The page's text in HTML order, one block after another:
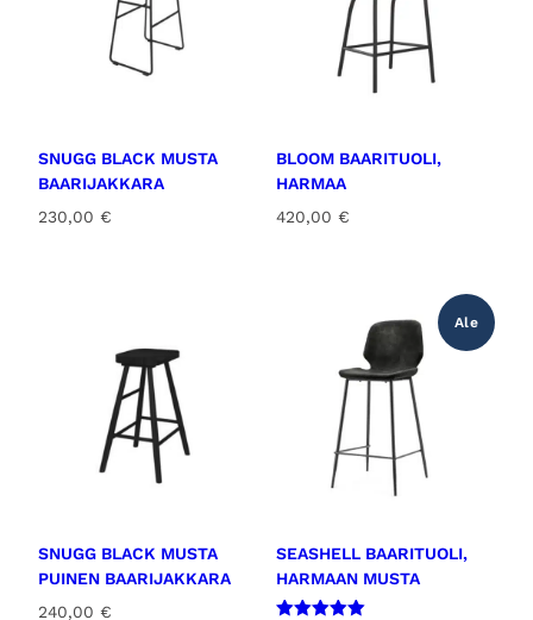
SNUGG BLACK MUSTA
BAARIJAKKARA
230,00 €
BLOOM BAARITUOLI,
HARMAA
420,00 €
SNUGG BLACK MUSTA
PUINEN BAARIJAKKARA
240,00 €
Ale
SEASHELL BAARITUOLI,
HARMAAN MUSTA